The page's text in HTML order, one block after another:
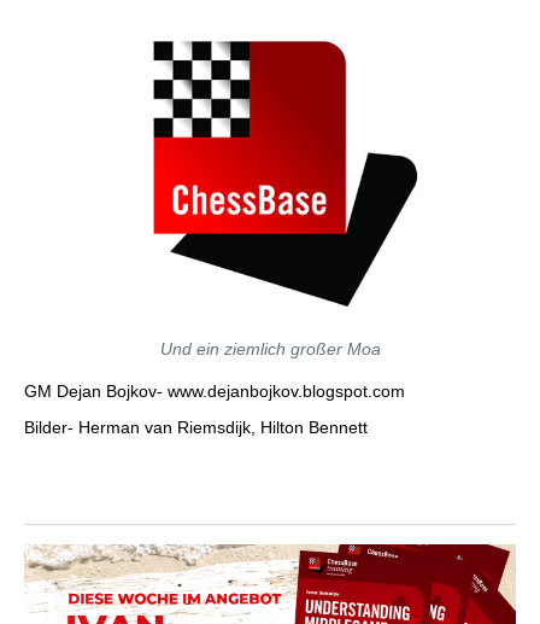
Und ein ziemlich großer Moa
GM Dejan Bojkov- www.dejanbojkov.blogspot.com
Bilder- Herman van Riemsdijk, Hilton Bennett